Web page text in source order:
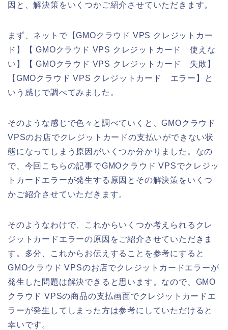
因と、解決策をいくつかご紹介させていただきます。
まず、ネットで【GMOクラウド VPS クレジットカー
ド】【 GMOクラウド VPS クレジットカード 使えな
い】【 GMOクラウド VPS クレジットカード 失敗】
【GMOクラウド VPS クレジットカード エラー】と
いう感じで調べてみました。
そのような感じで色々と調べていくと、GMOクラウド
VPSのお店でクレジットカードの支払いができない状
態になってしまう原因がいくつか分かりました。なの
で、今回こちらの記事でGMOクラウド VPSでクレジッ
トカードエラーが発生する原因とその解決策をいくつ
かご紹介させていただきます。
そのようなわけで、これからいくつか考えられるクレ
ジットカードエラーの原因をご紹介させていただきま
す。多分、これからお伝えすることを参考にすると
GMOクラウド VPSのお店でクレジットカードエラーが
発生した問題は解決できると思います。なので、GMO
クラウド VPSの商品の支払画面でクレジットカードエ
ラーが発生してしまった方は参考にしていただけると
幸いです。